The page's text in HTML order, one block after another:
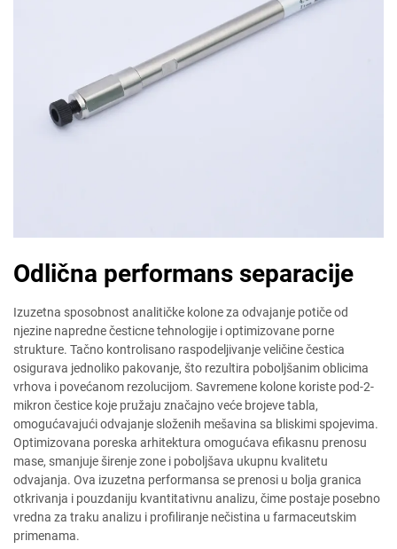
Odlična performans separacije
Izuzetna sposobnost analitičke kolone za odvajanje potiče od
njezine napredne česticne tehnologije i optimizovane porne
strukture. Tačno kontrolisano raspodeljivanje veličine čestica
osigurava jednoliko pakovanje, što rezultira poboljšanim oblicima
vrhova i povećanom rezolucijom. Savremene kolone koriste pod-2-
mikron čestice koje pružaju značajno veće brojeve tabla,
omogućavajući odvajanje složenih mešavina sa bliskimi spojevima.
Optimizovana poreska arhitektura omogućava efikasnu prenosu
mase, smanjuje širenje zone i poboljšava ukupnu kvalitetu
odvajanja. Ova izuzetna performansa se prenosi u bolja granica
otkrivanja i pouzdaniju kvantitativnu analizu, čime postaje posebno
vredna za traku analizu i profiliranje nečistina u farmaceutskim
primenama.